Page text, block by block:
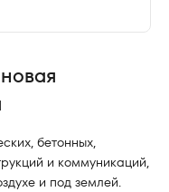
бетонных,
и коммуникаций,
и под землей.